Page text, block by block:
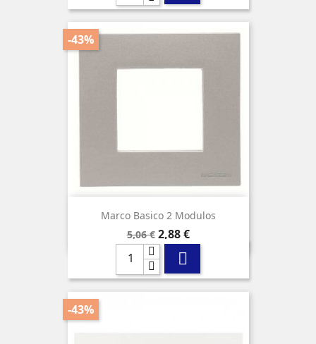
Marco Basico 2 Modulos
Precio
base
5,06 €
-43%
Precio
2,88 €

-43%